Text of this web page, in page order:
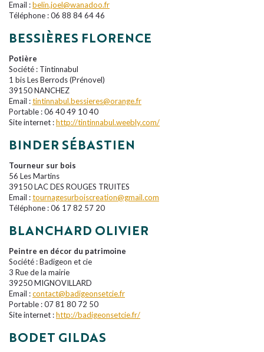
Email :belin.joel@wanadoo.fr
Téléphone : 06 88 84 64 46
BESSIÈRES FLORENCE
Potière
Société : Tintinnabul
1 bis Les Berrods (Prénovel)
39150 NANCHEZ
Email :tintinnabul.bessieres@orange.fr
Portable : 06 40 49 10 40
Site internet :http://tintinnabul.weebly.com/
BINDER SÉBASTIEN
Tourneur sur bois
56 Les Martins
39150 LAC DES ROUGES TRUITES
Email :tournagesurboiscreation@gmail.com
Téléphone : 06 17 82 57 20
BLANCHARD OLIVIER
Peintre en décor du patrimoine
Société : Badigeon et cie
3 Rue de la mairie
39250 MIGNOVILLARD
Email :contact@badigeonsetcie.fr
Portable : 07 81 80 72 50
Site internet :http://badigeonsetcie.fr/
BODET GILDAS